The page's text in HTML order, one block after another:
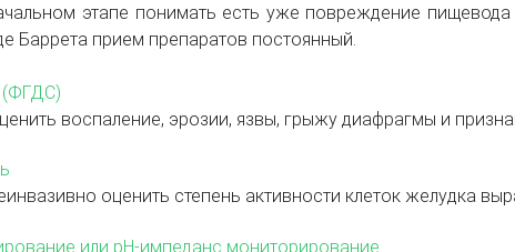
этапе понимать есть уже повреждение
Баррета прием препаратов постоянный.
(ФГДС)
воспаление, эрозии, язвы, грыжу диафрагмы и
оценить степень активности клеток желудка
или pH-импеданс мониторирование